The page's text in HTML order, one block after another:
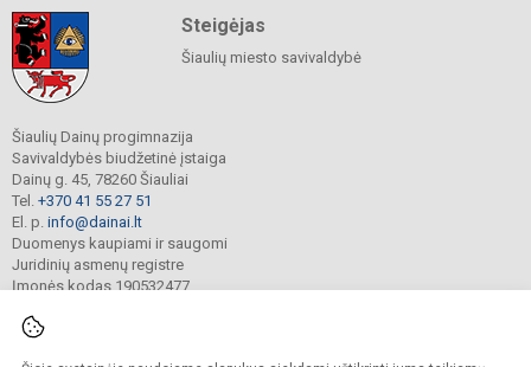
Steigėjas
Šiaulių miesto savivaldybė
Šiaulių Dainų progimnazija
Savivaldybės biudžetinė įstaiga
Dainų g. 45, 78260 Šiauliai
Tel. +370 41 55 27 51
El. p. info@dainai.lt
Duomenys kaupiami ir saugomi
Juridinių asmenų registre
Įmonės kodas 190532477